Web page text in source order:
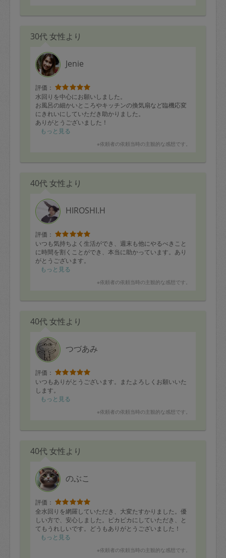
30代 女性より
Jenie
評価：
水回りを中心にお願いしました。
お風呂の細かいところやキッチンの換気扇など臨機応変
にきれいにしていただき助かりました。
ありがとうございました！
もっと見る
※依頼者の依頼当時の主観的な感想です。
40代 女性より
HIROSHI.H
評価：
いつも気持ちよく生活ができ、週末も他にやるべきこと
に時間を割くことができ、本当に助かっています。あり
がとうございます。
もっと見る
※依頼者の依頼当時の主観的な感想です。
40代 女性より
つづあみ
評価：
いつもありがとうございます。またよろしくお願いいた
します。
もっと見る
※依頼者の依頼当時の主観的な感想です。
40代 女性より
のぶこ
評価：
全水回りを網羅していただき、大変たすかりました。優
しい方で、安心しました。ピカピカにしていただき、と
てもうれしいです。どうもありがとうございました！
もっと見る
※依頼者の依頼当時の主観的な感想です。